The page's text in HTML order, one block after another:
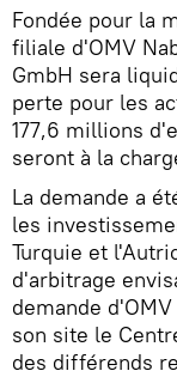
Fondée pour la
filiale d'OMV
GmbH sera
perte pour les
177,6 millions
seront à la
La demande a
les
Turquie et
d'arbitrage
demande
son site le
des différends